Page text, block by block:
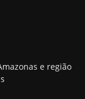
e região